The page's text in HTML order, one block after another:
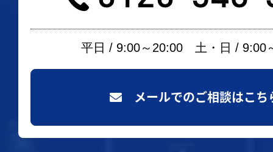
平日 / 9:00～20:00 土・日 / 9:00
メールでのご相談はこち